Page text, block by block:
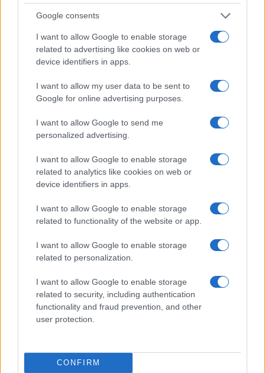
Google consents
I want to allow Google to enable storage
related to advertising like cookies on web or
device identifiers in apps.
I want to allow my user data to be sent to
Google for online advertising purposes.
I want to allow Google to send me
personalized advertising.
I want to allow Google to enable storage
related to analytics like cookies on web or
device identifiers in apps.
I want to allow Google to enable storage
related to functionality of the website or app.
I want to allow Google to enable storage
related to personalization.
I want to allow Google to enable storage
related to security, including authentication
functionality and fraud prevention, and other
user protection.
CONFIRM
Continuez la lecture